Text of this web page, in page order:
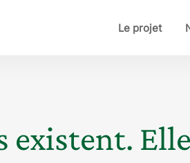
Le projet
existent.